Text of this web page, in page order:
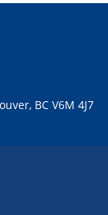
BC V6M 4J7